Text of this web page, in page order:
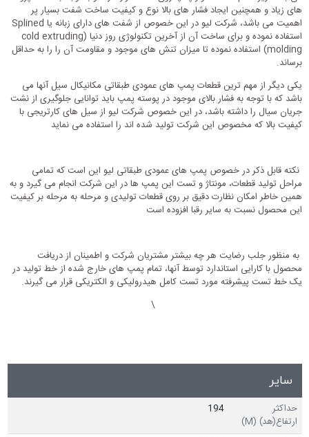
های زیاد و همچنین ایجاد فشار های بالا نوع و کیفیت ساخت شفت بسیار پر
اهمیت می باشد، شرکت لیو در این خصوص از شفت های دارای زبانه یا Splined
استفاده نموده و برای ساخت آن از آخرین تکنولوژی روز دنیا (cold extruding
molding) استفاده نموده تا میزان تنش های موجود و مقاومت آن را را به حداقل
برساند.
یکی دیگر از مهم ترین قطعات پمپ های عمودی طبقاتی مکانیکال سیل آنها می
باشد که با توجه به فشار بالای موجود در پوسته پمپ باید توانایی جلوگیری از نشت
جریان سیال را داشته باشد، در این خصوص شرکت لیو از سیل های کارتریجی با
کیفیت بالا که مخصوص این شرکت تولید شده اند را استفاده می نماید
نکته قابل ذکر در خصوص پمپ های عمودی طبقاتی لیو این است که تمامی
مراحل تولید قطعات، مونتاژ و تست این پمپ ها در این شرکت انجام می گیرد و به
همین خاطر امکان نظارت دقیق بر روی قطعات تولیدی و مرحله به مرحله بر کیفیت
این محصول نسبت به سایر رقبا افزوده است
به منظور جلب رضایت هر چه بیشتر مشتریان شرکت و اطمینان از دریافت
محصول با کارایی استاندارد توسط آنها، تمام پمپ های خارج شده از خط تولید در
یک خط تست پیشرفته مورد تست کامل هیدرولیکی و الکتریکی قرار می گیرند.
\
سایر
حداکثر
ارتفاع(هد) (M)
194